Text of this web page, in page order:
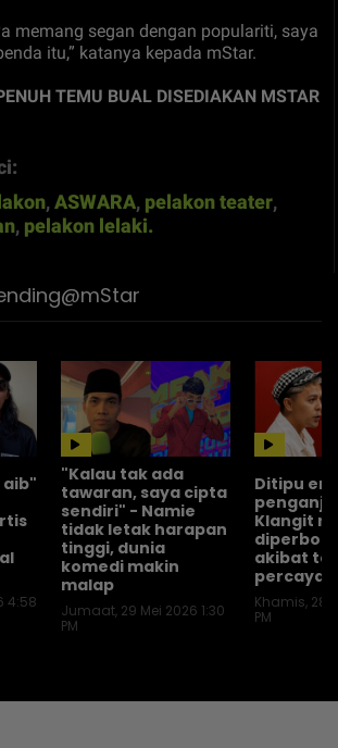
memang segan dengan populariti, saya
itu,” katanya kepada mStar.
TEMU BUAL DISEDIAKAN MSTAR
,ASWARA, pelakon teater,
, pelakon lelaki.
aib"
4:58
"Kalau tak ada
tawaran, saya cipta
sendiri" - Namie
tidak letak harapan
tinggi, dunia
komedi makin
malap
Jumaat, 29 Mei 2026 1:30
PM
Ditipu
Klangit
akibat
Khamis, 28
PM